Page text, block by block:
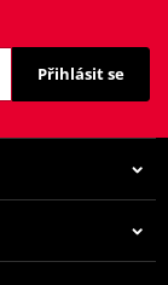
Přihlásit se